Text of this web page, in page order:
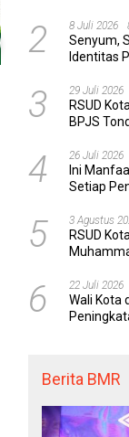
RSUD
WINCARE,
untuk Pengaduan
dan Pegawai yang
Transparan, dan
2 8 Juli 2026
Senyum,
Identitas
3 29 Juli 2026
RSUD
BPJS
4 26 Juli 2026
Ini
Setiap
5 3 Agustus
RSUD
6 22 Juli 2026
Wali Kota
Berita BMR